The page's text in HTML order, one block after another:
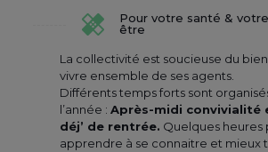
Pour votre santé &
être
La collectivité est soucieuse du
vivre ensemble de ses agents.
Différents temps forts sont
l’année : Après-midi convivialité
déj’ de rentrée. Quelques heures
apprendre à se connaitre et mieux